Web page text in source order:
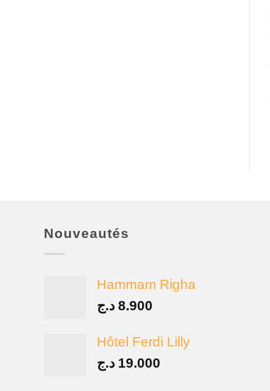
Nouveautés
Hammam Righa
8.900 د.ج
Hôtel Ferdi Lilly
19.000 د.ج